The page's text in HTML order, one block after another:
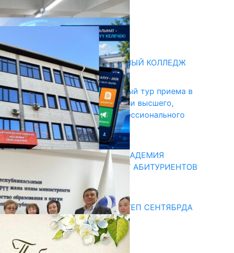
05.08.2026
НЕДЕЛЯ В ОБЗОРЕ
Абитуриент
БИШКЕКСКИЙ УНИВЕРСАЛЬНЫЙ КОЛЛЕДЖ
17.07.2026
В Кыргызстане начался первый тур приема в
образовательные организации высшего,
среднего и начального профессионального
образования
13.07.2026
КЫРГЫЗКО-РОССИЙСКАЯ АКАДЕМИЯ
ОБРАЗОВАНИЯ ПРИГЛАШАЕТ АБИТУРИЕНТОВ
10.07.2026
Медиа
СУЗАКТА 750 ОРУНДУУ МЕКТЕП СЕНТЯБРДА
ПАЙДАЛАНУУГА БЕРИЛЕТ
07.08.2025
Улуу Жеңиштин жандуу сөзү